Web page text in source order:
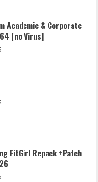
Academic & Corporate
[no Virus]
FitGirl Repack +Patch